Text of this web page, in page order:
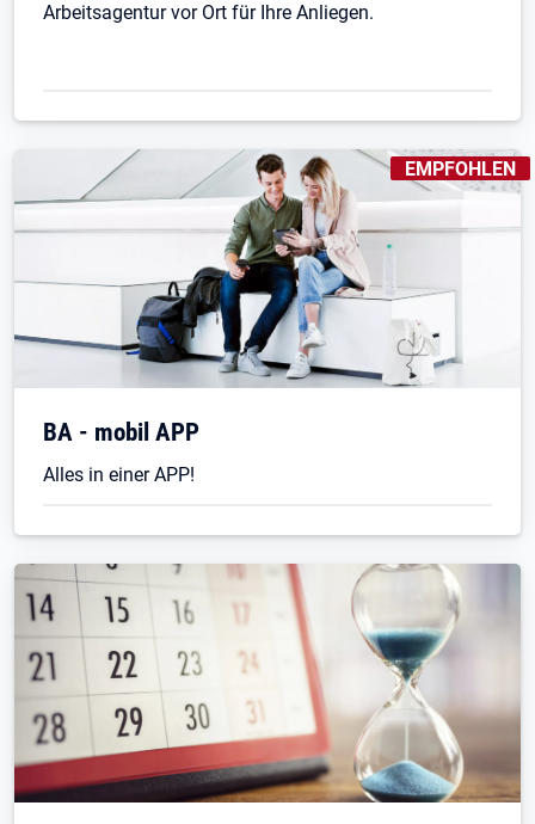
Arbeitsagentur vor Ort für Ihre Anliegen.
EMPFOHLEN
Öffnet in neuem Tab
BA - mobil APP
Alles in einer APP!